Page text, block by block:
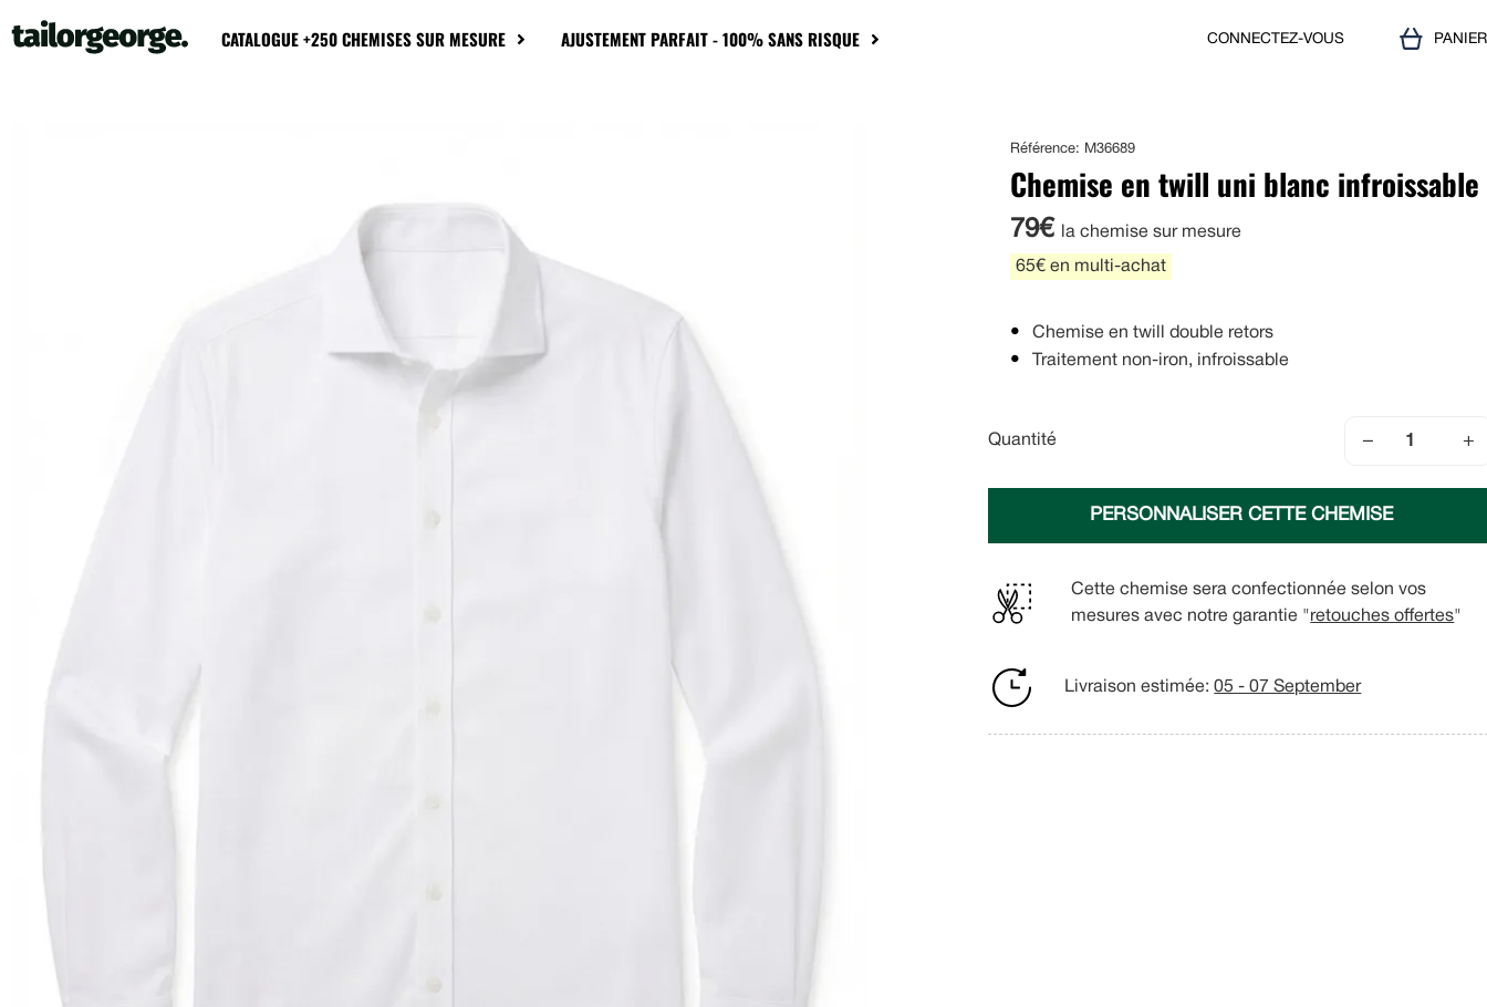
CATALOGUE +250 CHEMISES SUR MESURE AJUSTEMENT PARFAIT - 100% SANS RISQUE CONNECTEZ-VOUS PANIER
Référence: M36689
Chemise en twill uni blanc infroissable
79€ la chemise sur mesure
65€ en multi-achat
Chemise en twill double retors
Traitement non-iron, infroissable
Quantité − +
PERSONNALISER CETTE CHEMISE
Cette chemise sera confectionnée selon vos
mesures avec notre garantie " retouches offertes"
Livraison estimée:05 - 07 September